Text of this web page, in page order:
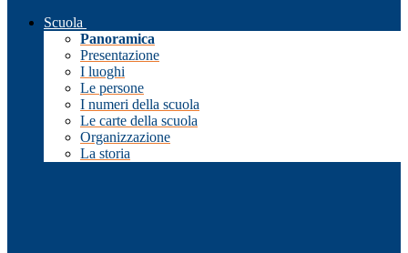
Scuola
Panoramica
Presentazione
I luoghi
Le persone
I numeri della scuola
Le carte della scuola
Organizzazione
La storia